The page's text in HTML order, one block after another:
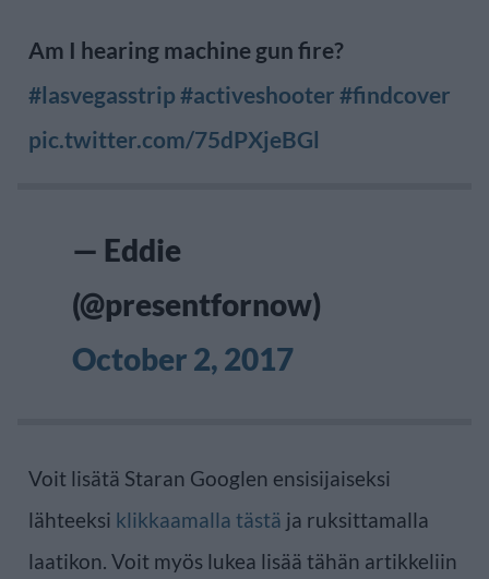
Am I hearing machine gun fire?
#lasvegasstrip #activeshooter #findcover
pic.twitter.com/75dPXjeBGl
— Eddie
(@presentfornow)
October 2, 2017
Voit lisätä Staran Googlen ensisijaiseksi
lähteeksi klikkaamalla tästä ja ruksittamalla
laatikon. Voit myös lukea lisää tähän artikkeliin